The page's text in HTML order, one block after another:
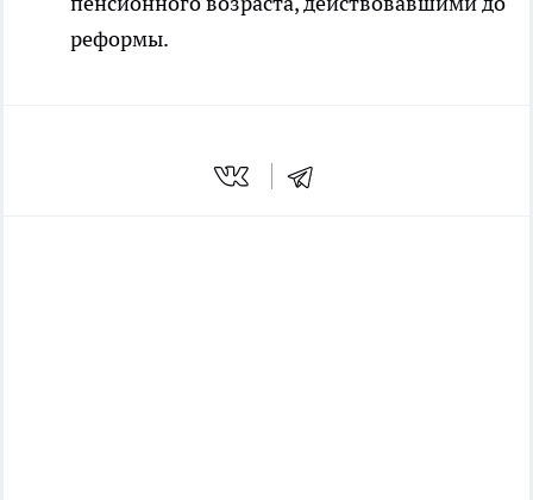
реформы.